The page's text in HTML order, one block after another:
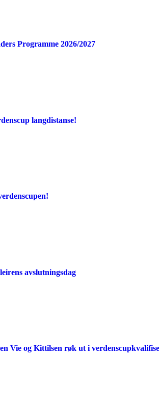
Programme 2026/2027
langdistanse!
avslutningsdag
Vie og Kittilsen røk ut i